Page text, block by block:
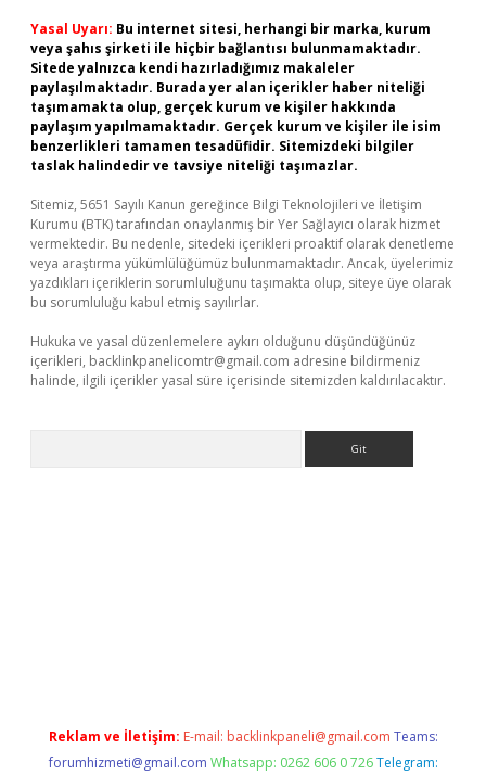
Yasal Uyarı: Bu internet sitesi, herhangi bir marka, kurum
veya şahıs şirketi ile hiçbir bağlantısı bulunmamaktadır.
Sitede yalnızca kendi hazırladığımız makaleler
paylaşılmaktadır. Burada yer alan içerikler haber niteliği
taşımamakta olup, gerçek kurum ve kişiler hakkında
paylaşım yapılmamaktadır. Gerçek kurum ve kişiler ile isim
benzerlikleri tamamen tesadüfidir. Sitemizdeki bilgiler
taslak halindedir ve tavsiye niteliği taşımazlar.
Sitemiz, 5651 Sayılı Kanun gereğince Bilgi Teknolojileri ve İletişim
Kurumu (BTK) tarafından onaylanmış bir Yer Sağlayıcı olarak hizmet
vermektedir. Bu nedenle, sitedeki içerikleri proaktif olarak denetleme
veya araştırma yükümlülüğümüz bulunmamaktadır. Ancak, üyelerimiz
yazdıkları içeriklerin sorumluluğunu taşımakta olup, siteye üye olarak
bu sorumluluğu kabul etmiş sayılırlar.
Hukuka ve yasal düzenlemelere aykırı olduğunu düşündüğünüz
içerikleri, backlinkpanelicomtr@gmail.com adresine bildirmeniz
halinde, ilgili içerikler yasal süre içerisinde sitemizden kaldırılacaktır.
Reklam ve İletişim: E-mail: backlinkpaneli@gmail.com Teams:
forumhizmeti@gmail.com Whatsapp: 0262 606 0 726 Telegram: